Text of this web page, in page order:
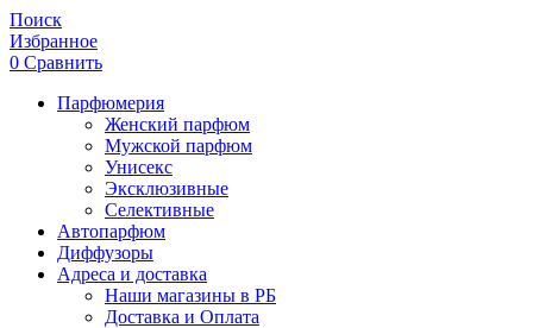
Поиск
Избранное
0 Сравнить
Парфюмерия
Женский парфюм
Мужской парфюм
Унисекс
Эксклюзивные
Селективные
Автопарфюм
Диффузоры
Адреса и доставка
Наши магазины в РБ
Доставка и Оплата